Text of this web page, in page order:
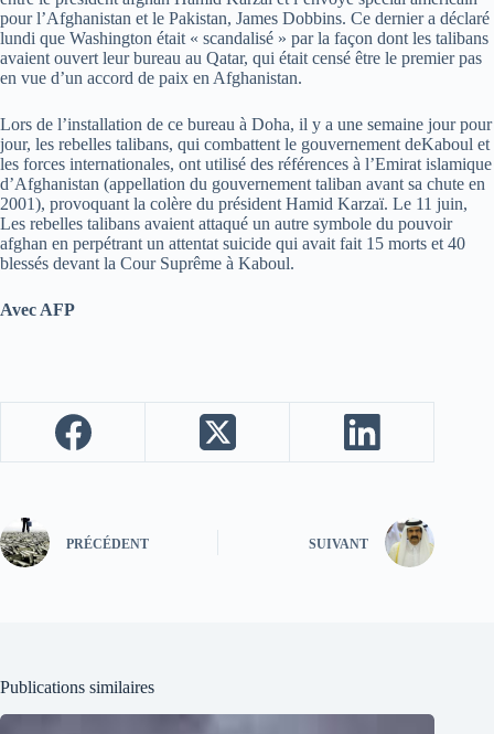
pour l’Afghanistan et le Pakistan, James Dobbins. Ce dernier a déclaré
lundi que Washington était « scandalisé » par la façon dont les talibans
avaient ouvert leur bureau au Qatar, qui était censé être le premier pas
en vue d’un accord de paix en Afghanistan.
Lors de l’installation de ce bureau à Doha, il y a une semaine jour pour
jour, les rebelles talibans, qui combattent le gouvernement deKaboul et
les forces internationales, ont utilisé des références à l’Emirat islamique
d’Afghanistan (appellation du gouvernement taliban avant sa chute en
2001), provoquant la colère du président Hamid Karzaï. Le 11 juin,
Les rebelles talibans avaient attaqué un autre symbole du pouvoir
afghan en perpétrant un attentat suicide qui avait fait 15 morts et 40
blessés devant la Cour Suprême à Kaboul.
Avec AFP
PRÉCÉDENT SUIVANT
Publications similaires